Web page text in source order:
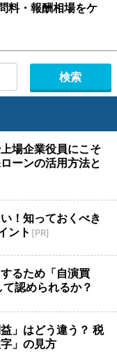
料・報酬相場をケ
場企業役員にこそ
ーンの活用方法と
！知っておくべき
ント [PR]
るため「自演買
認められるか？
」はどう違う？ 税
」の見方